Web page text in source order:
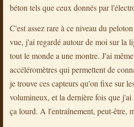
béton tels que ceux donnés par
C'est assez rare à ce niveau du
vue, j'ai regardé autour de moi sur la
tout le monde a une montre. J'ai
accéléromètres qui permettent de
je trouve ces capteurs qu'on fixe sur
volumineux, et la dernière fois que
ça lourd. A l'entraînement, peut-être,